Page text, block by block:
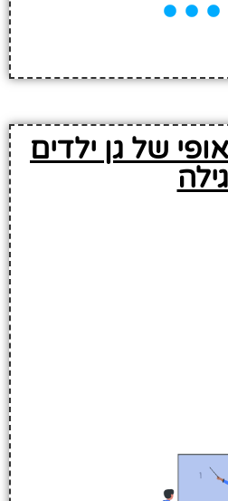
של גן ילדים
גילה